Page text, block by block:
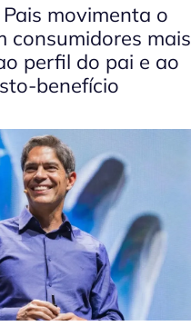
movimenta o
consumidores mais
perfil do pai e ao
benefício